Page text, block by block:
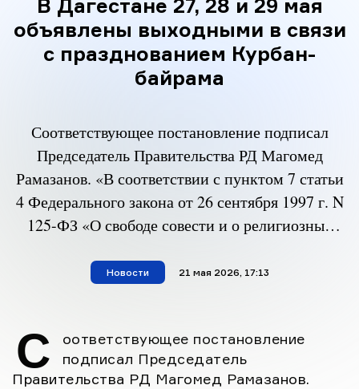
В Дагестане 27, 28 и 29 мая
объявлены выходными в связи
с празднованием Курбан-
байрама
Соответствующее постановление подписал
Председатель Правительства РД Магомед
Рамазанов. «В соответствии с пунктом 7 статьи
4 Федерального закона от 26 сентября 1997 г. N
125-ФЗ «О свободе совести и о религиозных
централизованной исламской религиозной
и 29 мая 2026 года нерабочими праздничными
днями», […]
Новости материал опубликован
21 мая 2026, 17:13
С
оответствующее постановление
подписал Председатель
Правительства РД Магомед Рамазанов.